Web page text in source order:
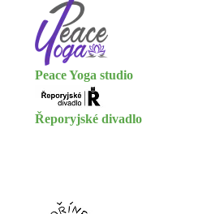
Peace Yoga studio
Řeporyjské divadlo